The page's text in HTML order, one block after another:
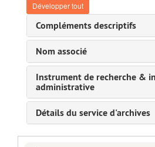
Développer tout
Compléments descriptifs
Nom associé
Instrument de recherche &
administrative
Détails du service d'archives